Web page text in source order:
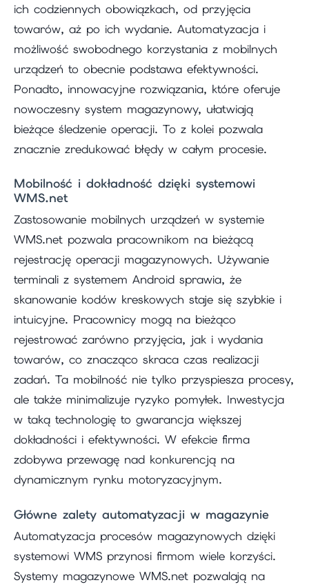
ich codziennych obowiązkach, od przyjęcia
towarów, aż po ich wydanie. Automatyzacja i
możliwość swobodnego korzystania z mobilnych
urządzeń to obecnie podstawa efektywności.
Ponadto, innowacyjne rozwiązania, które oferuje
nowoczesny system magazynowy, ułatwiają
bieżące śledzenie operacji. To z kolei pozwala
znacznie zredukować błędy w całym procesie.
Mobilność i dokładność dzięki systemowi
WMS.net
Zastosowanie mobilnych urządzeń w systemie
WMS.net pozwala pracownikom na bieżącą
rejestrację operacji magazynowych. Używanie
terminali z systemem Android sprawia, że
skanowanie kodów kreskowych staje się szybkie i
intuicyjne. Pracownicy mogą na bieżąco
rejestrować zarówno przyjęcia, jak i wydania
towarów, co znacząco skraca czas realizacji
zadań. Ta mobilność nie tylko przyspiesza procesy,
ale także minimalizuje ryzyko pomyłek. Inwestycja
w taką technologię to gwarancja większej
dokładności i efektywności. W efekcie firma
zdobywa przewagę nad konkurencją na
dynamicznym rynku motoryzacyjnym.
Główne zalety automatyzacji w magazynie
Automatyzacja procesów magazynowych dzięki
systemowi WMS przynosi firmom wiele korzyści.
Systemy magazynowe WMS.net pozwalają na